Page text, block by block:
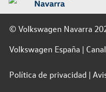
© Volkswagen Navarra
Volkswagen España
Política de privacidad